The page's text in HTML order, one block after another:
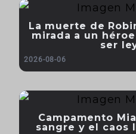
La muerte de
mirada a un
ser
2026-08-06
Campamento
sangre y el caos